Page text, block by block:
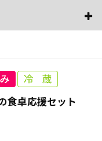
食卓応援セット